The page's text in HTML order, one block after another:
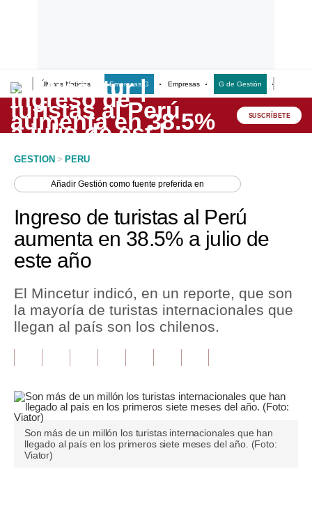
Últimas Noticias Empresas G Empresas G de Gestión
Lo último
Peru Quiosco
Economía
Mercados
Política
Tu Dinero
Finanzas Personales
Inmobiliarias
Plus G
Opinión
SUSCRÍBETE
GESTION > PERU
AñadirGestión como fuente preferida en
Ingreso de turistas al Perú
aumenta en 38.5% a julio de
este año
El Mincetur indicó, en un reporte, que son
la mayoría de turistas internacionales que
llegan al país son los chilenos.
Son más de un millón los turistas internacionales que han
llegado al país en los primeros siete meses del año. (Foto:
Viator)